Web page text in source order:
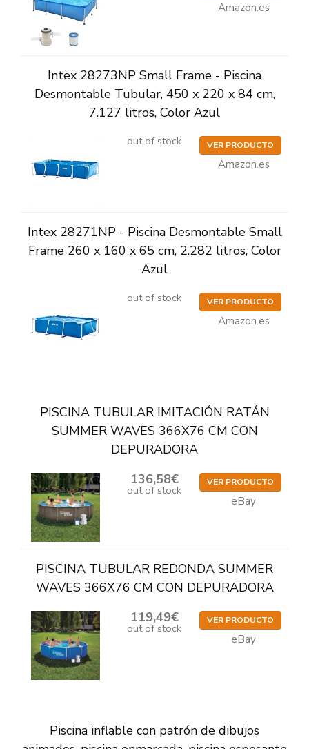
Amazon.es
Intex 28273NP Small Frame - Piscina
Desmontable Tubular, 450 x 220 x 84 cm,
7.127 litros, Color Azul
out of stock VER PRODUCTO
Amazon.es
Intex 28271NP - Piscina Desmontable Small
Frame 260 x 160 x 65 cm, 2.282 litros, Color
Azul
out of stock VER PRODUCTO
Amazon.es
PISCINA TUBULAR IMITACIÓN RATÁN
SUMMER WAVES 366X76 CM CON
DEPURADORA
136,58€
out of stock
VER PRODUCTO
eBay
PISCINA TUBULAR REDONDA SUMMER
WAVES 366X76 CM CON DEPURADORA
119,49€
out of stock
VER PRODUCTO
eBay
Piscina inflable con patrón de dibujos